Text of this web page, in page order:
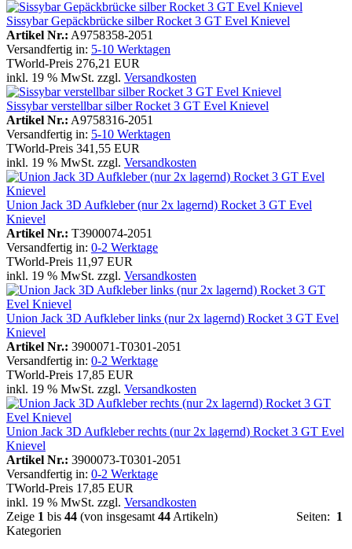
Sissybar Gepäckbrücke silber Rocket 3 GT Evel Knievel
Artikel Nr.: A9758358-2051
Versandfertig in: 5-10 Werktagen
TWorld-Preis 276,21 EUR
inkl. 19 % MwSt. zzgl. Versandkosten
Sissybar verstellbar silber Rocket 3 GT Evel Knievel
Artikel Nr.: A9758316-2051
Versandfertig in: 5-10 Werktagen
TWorld-Preis 341,55 EUR
inkl. 19 % MwSt. zzgl. Versandkosten
Union Jack 3D Aufkleber (nur 2x lagernd) Rocket 3 GT Evel
Knievel
Artikel Nr.: T3900074-2051
Versandfertig in: 0-2 Werktage
TWorld-Preis 11,97 EUR
inkl. 19 % MwSt. zzgl. Versandkosten
Union Jack 3D Aufkleber links (nur 2x lagernd) Rocket 3 GT Evel
Knievel
Artikel Nr.: 3900071-T0301-2051
Versandfertig in: 0-2 Werktage
TWorld-Preis 17,85 EUR
inkl. 19 % MwSt. zzgl. Versandkosten
Union Jack 3D Aufkleber rechts (nur 2x lagernd) Rocket 3 GT Evel
Knievel
Artikel Nr.: 3900073-T0301-2051
Versandfertig in: 0-2 Werktage
TWorld-Preis 17,85 EUR
inkl. 19 % MwSt. zzgl. Versandkosten
Zeige 1 bis 44 (von insgesamt 44 Artikeln) Seiten: 1
Kategorien